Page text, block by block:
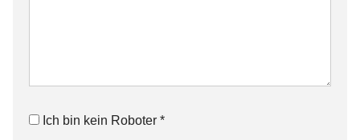
Ich bin kein Roboter *